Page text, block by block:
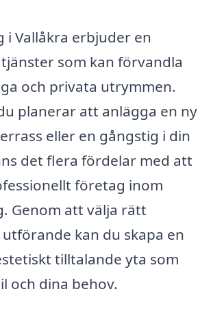
i Vallåkra erbjuder en
som kan förvandla
och privata utrymmen.
planerar att anlägga en ny
eller en gångstig i din
det flera fördelar med att
företag inom
Genom att välja rätt
kan du skapa en
tilltalande yta som
och dina behov.